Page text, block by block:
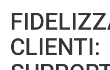
CLIENTI: